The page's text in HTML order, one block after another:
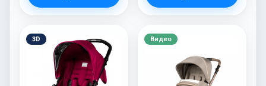
3D Видео